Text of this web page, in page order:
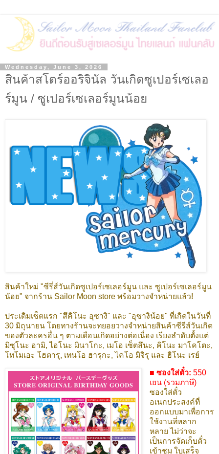
Wednesday, June 3, 2026
สินค้าสโตร์ออริจินัล วันเกิดซูเปอร์เซเลอ
ร์มูน / ซูเปอร์เซเลอร์มูนน้อย
สินค้าใหม่ "ซีรี่ส์วันเกิดซูเปอร์เซเลอร์มูน และ ซูเปอร์เซเลอร์มูน
น้อย" จากร้าน Sailor Moon store พร้อมวางจำหน่ายแล้ว!
ประเดิมเซ็ตแรก "สึคิโนะ อุซางิ" และ "อุซางิน้อย" ที่เกิดในวันที่
30 มิถุนายน โดยทางร้านจะทยอยวางจำหน่ายสินค้าซีรีส์วันเกิด
ของตัวละครอื่น ๆ ตามเดือนเกิดอย่างต่อเนื่อง เรียงลำดับตั้งแต่
มิซุโนะ อามิ, ไอโนะ มินาโกะ, เมโอ เซ็ตสึนะ, คิโนะ มาโคโตะ,
โทโมเอะ โฮตารุ, เทนโอ ฮารุกะ, ไคโอ มิจิรุ และ ฮิโนะ เรย์
■ ซองใส่ตั๋ว: 550
เยน (รวมภาษี)
ซองใส่ตั๋ว
อเนกประสงค์ที่
ออกแบบมาเพื่อการ
ใช้งานที่หลาก
หลาย ไม่ว่าจะ
เป็นการจัดเก็บตั๋ว
เข้าชม ใบเสร็จ